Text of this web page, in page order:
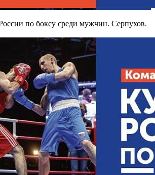
по боксу среди мужчин. Серпухов.